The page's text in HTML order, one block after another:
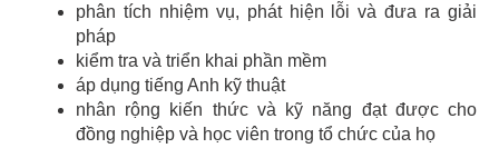
phân tích nhiệm vụ, phát hiện lỗi và đưa ra giải
pháp
kiểm tra và triển khai phần mềm
áp dụng tiếng Anh kỹ thuật
nhân rộng kiến ​​thức và kỹ năng đạt được cho
đồng nghiệp và học viên trong tổ chức của họ